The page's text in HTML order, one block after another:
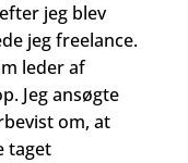
jeg blev
jeg freelance.
leder af
Jeg ansøgte
om, at
taget